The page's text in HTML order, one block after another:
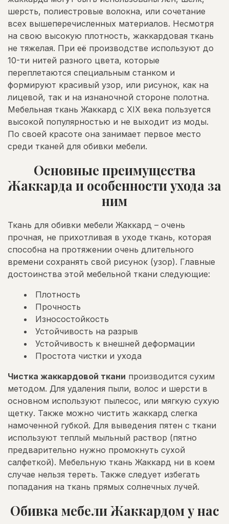
шерсть, полиестровые волокна, или сочетание
всех вышеперечисленных материалов. Несмотря
на свою высокую плотность, жаккардовая ткань
не тяжелая. При её производстве используют до
10-ти нитей разного цвета, которые
переплетаются специальным станком и
формируют красивый узор, или рисунок, как на
лицевой, так и на изнаночной стороне полотна.
Мебельная ткань Жаккард с XIX века пользуется
высокой популярностью и не выходит из моды.
По своей красоте она занимает первое место
среди тканей для обивки мебели.
Основные преимущества
Жаккарда и особенности ухода за
ним
Ткань для обивки мебели Жаккард – очень
прочная, не прихотливая в уходе ткань, которая
способна на протяжении очень длительного
времени сохранять свой рисунок (узор). Главные
достоинства этой мебельной ткани следующие:
Плотность
Прочность
Износостойкость
Устойчивость на разрыв
Устойчивость к внешней деформации
Простота чистки и ухода
Чистка жаккардовой ткани производится сухим
методом. Для удаления пыли, волос и шерсти в
основном используют пылесос, или мягкую сухую
щетку. Также можно чистить жаккард слегка
намоченной губкой. Для выведения пятен с ткани
используют теплый мыльный раствор (пятно
предварительно нужно промокнуть сухой
салфеткой). Мебельную ткань Жаккард ни в коем
случае нельзя тереть. Также следует избегать
попадания на ткань прямых солнечных лучей.
Обивка мебели Жаккардом у нас